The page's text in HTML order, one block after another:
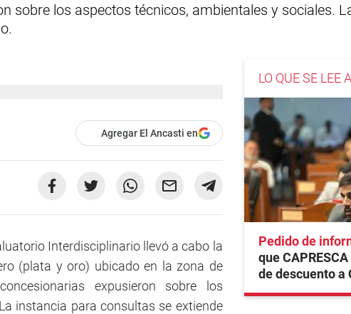
sobre los aspectos técnicos, ambientales y sociales.
Agregar El Ancasti en
Interdisciplinario llevó a cabo la
(plata y oro) ubicado en la zona de
expusieron sobre los
instancia para consultas se extiende
LO QUE SE LEE
Pedido de
que
de descuento a